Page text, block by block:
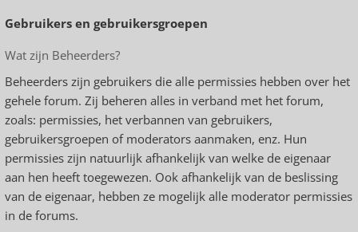
Gebruikers en gebruikersgroepen
Wat zijn Beheerders?
Beheerders zijn gebruikers die alle permissies hebben over het
gehele forum. Zij beheren alles in verband met het forum,
zoals: permissies, het verbannen van gebruikers,
gebruikersgroepen of moderators aanmaken, enz. Hun
permissies zijn natuurlijk afhankelijk van welke de eigenaar
aan hen heeft toegewezen. Ook afhankelijk van de beslissing
van de eigenaar, hebben ze mogelijk alle moderator permissies
in de forums.